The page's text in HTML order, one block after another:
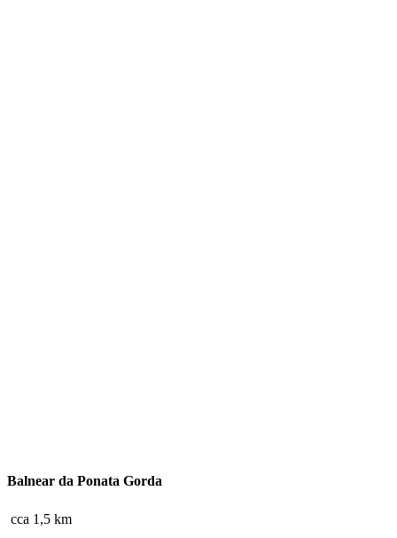
Balnear da Ponata Gorda
cca 1,5 km